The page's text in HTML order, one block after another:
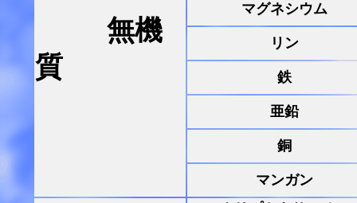
無機
質
マグネシウム
リン
鉄
亜鉛
銅
マンガン